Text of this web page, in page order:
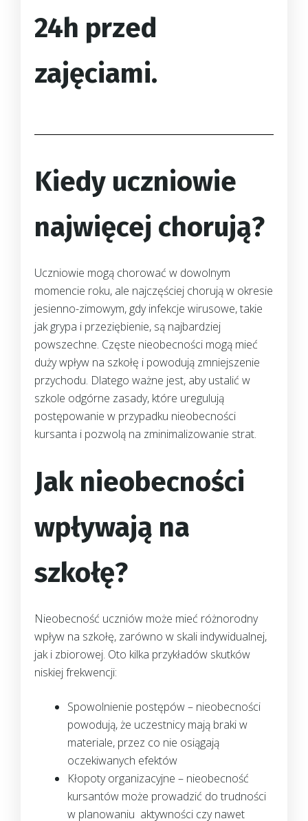
24h przed
zajęciami.
Kiedy uczniowie
najwięcej chorują?
Uczniowie mogą chorować w dowolnym
momencie roku, ale najczęściej chorują w okresie
jesienno-zimowym, gdy infekcje wirusowe, takie
jak grypa i przeziębienie, są najbardziej
powszechne. Częste nieobecności mogą mieć
duży wpływ na szkołę i powodują zmniejszenie
przychodu. Dlatego ważne jest, aby ustalić w
szkole odgórne zasady, które uregulują
postępowanie w przypadku nieobecności
kursanta i pozwolą na zminimalizowanie strat.
Jak nieobecności
wpływają na
szkołę?
Nieobecność uczniów może mieć różnorodny
wpływ na szkołę, zarówno w skali indywidualnej,
jak i zbiorowej. Oto kilka przykładów skutków
niskiej frekwencji:
Spowolnienie postępów – nieobecności
powodują, że uczestnicy mają braki w
materiale, przez co nie osiągają
oczekiwanych efektów
Kłopoty organizacyjne – nieobecność
kursantów może prowadzić do trudności
w planowaniu aktywności czy nawet